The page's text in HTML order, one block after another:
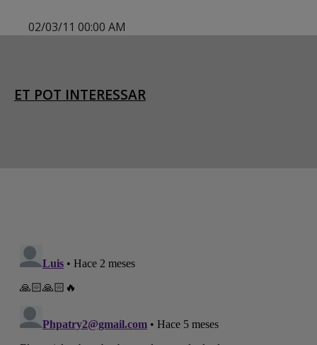
02/03/11 00:00 AM
ET POT INTERESSAR